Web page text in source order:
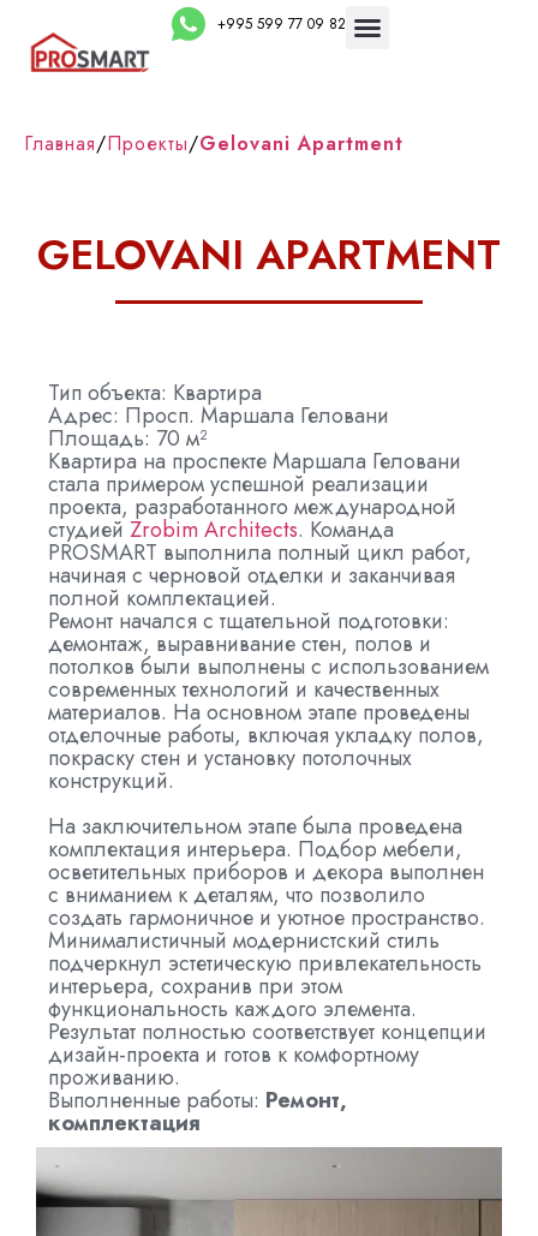
+995 599 77 09 82
Главная/Проекты/Gelovani Apartment
GELOVANI APARTMENT
Тип объекта: Квартира
Адрес: Просп. Маршала Геловани
Площадь: 70 м²
Квартира на проспекте Маршала Геловани
стала примером успешной реализации
проекта, разработанного международной
студией Zrobim Architects. Команда
PROSMART выполнила полный цикл работ,
начиная с черновой отделки и заканчивая
полной комплектацией.
Ремонт начался с тщательной подготовки:
демонтаж, выравнивание стен, полов и
потолков были выполнены с использованием
современных технологий и качественных
материалов. На основном этапе проведены
отделочные работы, включая укладку полов,
покраску стен и установку потолочных
конструкций.
На заключительном этапе была проведена
комплектация интерьера. Подбор мебели,
осветительных приборов и декора выполнен
с вниманием к деталям, что позволило
создать гармоничное и уютное пространство.
Минималистичный модернистский стиль
подчеркнул эстетическую привлекательность
интерьера, сохранив при этом
функциональность каждого элемента.
Результат полностью соответствует концепции
дизайн-проекта и готов к комфортному
проживанию.
Выполненные работы: Ремонт,
комплектация